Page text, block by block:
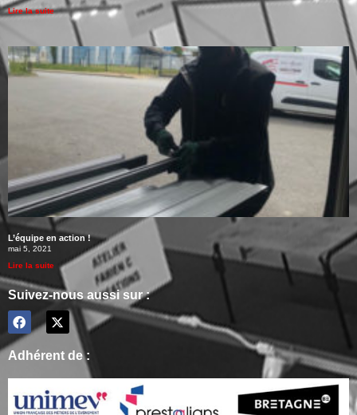
Lire la suite
L’équipe en action !
mai 5, 2021
Lire la suite
Suivez-nous aussi sur :
Adhérent de :